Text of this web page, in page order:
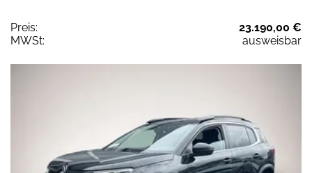
Preis:
23.190,00 €
MWSt:
ausweisbar